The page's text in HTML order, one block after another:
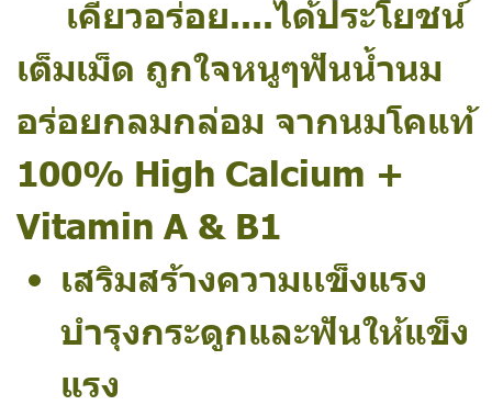
เคี้ยวอร่อย....ได้ประโยชน์
เต็มเม็ด ถูกใจหนูๆฟันน้ำนม
อร่อยกลมกล่อม จากนมโคแท้
100% High Calcium +
Vitamin A & B1
เสริมสร้างความเเข็งแรง
บำรุงกระดูกและฟันให้แข็ง
แรง